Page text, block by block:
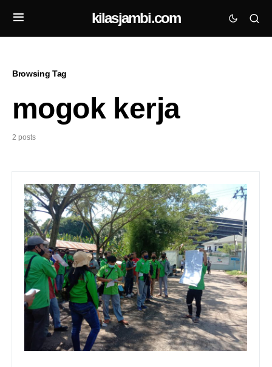
kilasjambi.com
Browsing Tag
mogok kerja
2 posts